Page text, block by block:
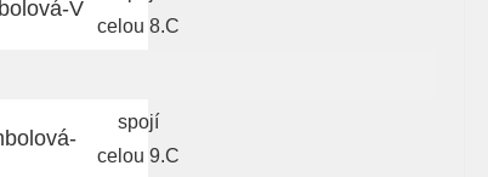
V
celou 8.C
spojí
celou 9.C